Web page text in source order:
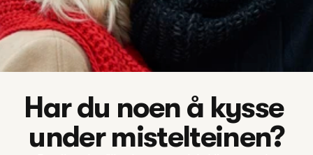
Har du noen å kysse
under mistelteinen?